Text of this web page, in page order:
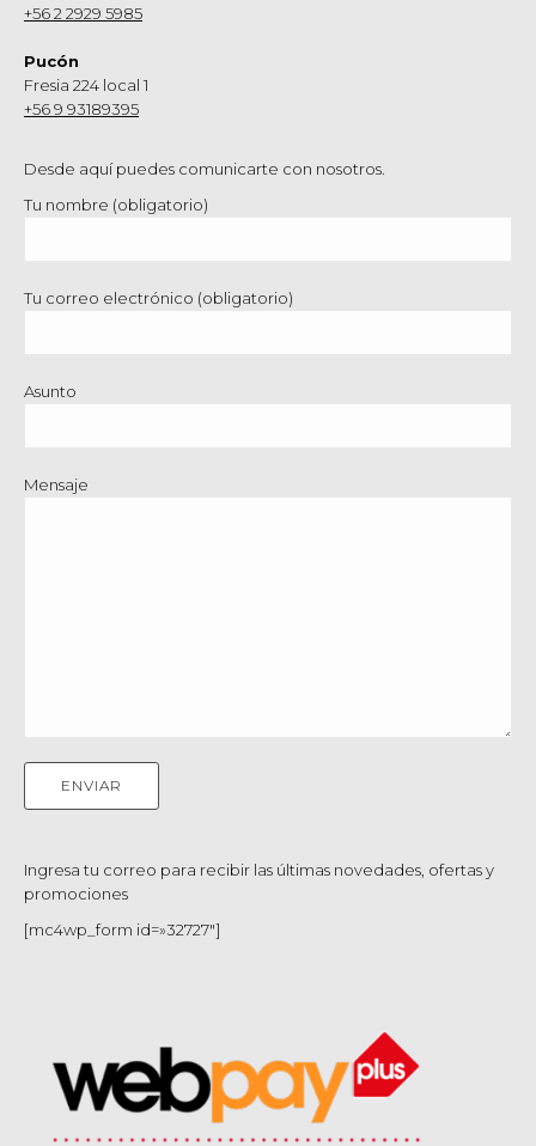
+56 2 2929 5985
Pucón
Fresia 224 local 1
+56 9 93189395
Desde aquí puedes comunicarte con nosotros.
Tu nombre (obligatorio)
Tu correo electrónico (obligatorio)
Asunto
Mensaje
Ingresa tu correo para recibir las últimas novedades, ofertas y
promociones
[mc4wp_form id=»32727″]